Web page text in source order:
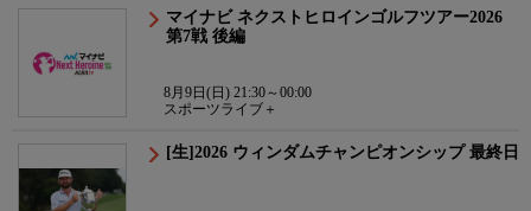
マイナビ ネクストヒロインゴルフツアー2026
第7戦 後編
8月9日(日) 21:30～00:00
スポーツライブ＋
[生]2026 ウィンダムチャンピオンシップ 最終日